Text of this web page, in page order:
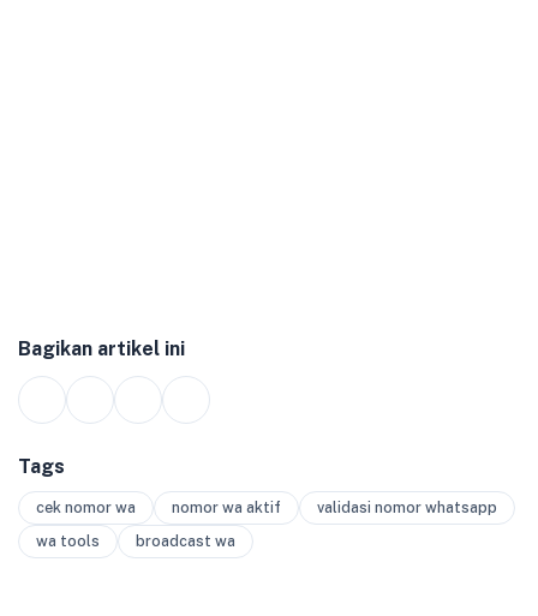
Bagikan artikel ini
Tags
cek nomor wa nomor wa aktif
validasi nomor whatsapp
wa tools
broadcast wa